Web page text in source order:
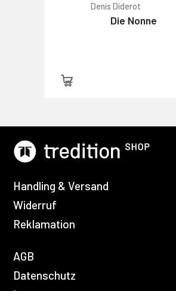
Denis Diderot
Die Nonne
Handling & Versand
Widerruf
Reklamation
AGB
Datenschutz